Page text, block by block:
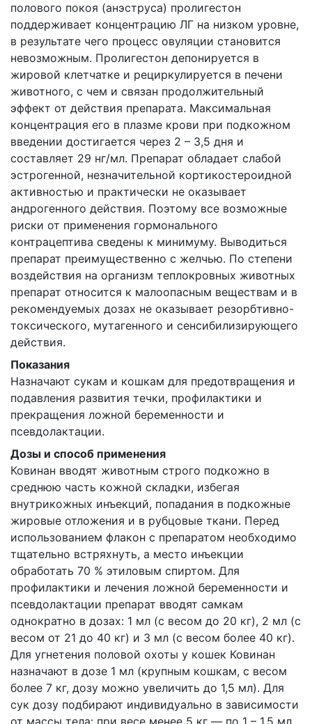
полового покоя (анэструса) пролигестон
поддерживает концентрацию ЛГ на низком уровне,
в результате чего процесс овуляции становится
невозможным. Пролигестон депонируется в
жировой клетчатке и рециркулируется в печени
животного, с чем и связан продолжительный
эффект от действия препарата. Максимальная
концентрация его в плазме крови при подкожном
введении достигается через 2 – 3,5 дня и
составляет 29 нг/мл. Препарат обладает слабой
эстрогенной, незначительной кортикостероидной
активностью и практически не оказывает
андрогенного действия. Поэтому все возможные
риски от применения гормонального
контрацептива сведены к минимуму. Выводиться
препарат преимущественно с желчью. По степени
воздействия на организм теплокровных животных
препарат относится к малоопасным веществам и в
рекомендуемых дозах не оказывает резорбтивно-
токсического, мутагенного и сенсибилизирующего
действия.
Показания
Назначают сукам и кошкам для предотвращения и
подавления развития течки, профилактики и
прекращения ложной беременности и
псевдолактации.
Дозы и способ применения
Ковинан вводят животным строго подкожно в
среднюю часть кожной складки, избегая
внутрикожных инъекций, попадания в подкожные
жировые отложения и в рубцовые ткани. Перед
использованием флакон с препаратом необходимо
тщательно встряхнуть, а место инъекции
обработать 70 % этиловым спиртом. Для
профилактики и лечения ложной беременности и
псевдолактации препарат вводят самкам
однократно в дозах: 1 мл (с весом до 20 кг), 2 мл (с
весом от 21 до 40 кг) и 3 мл (с весом более 40 кг).
Для угнетения половой охоты у кошек Ковинан
назначают в дозе 1 мл (крупным кошкам, с весом
более 7 кг, дозу можно увеличить до 1,5 мл). Для
сук дозу подбирают индивидуально в зависимости
от массы тела: при весе менее 5 кг — по 1 – 1,5 мл,